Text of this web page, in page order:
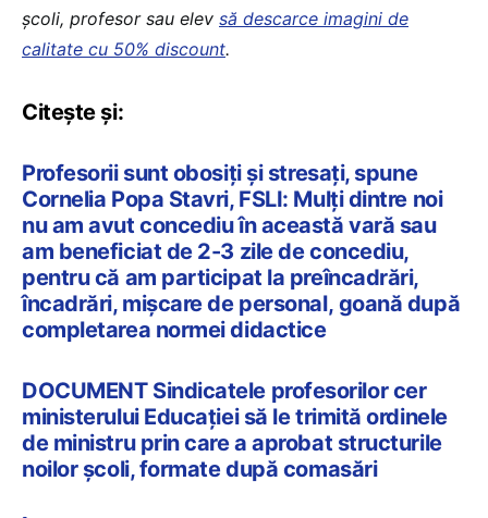
școli, profesor sau elev să descarce imagini de
calitate cu 50% discount.
Citește și:
Profesorii sunt obosiți și stresați, spune
Cornelia Popa Stavri, FSLI: Mulți dintre noi
nu am avut concediu în această vară sau
am beneficiat de 2-3 zile de concediu,
pentru că am participat la preîncadrări,
încadrări, mișcare de personal, goană după
completarea normei didactice
DOCUMENT Sindicatele profesorilor cer
ministerului Educației să le trimită ordinele
de ministru prin care a aprobat structurile
noilor școli, formate după comasări